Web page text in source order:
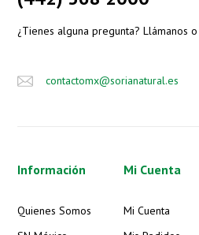
¿Tienes alguna pregunta? Llámanos
contactomx@sorianatural.es
Información
Quienes Somos
Mi Cuenta
Mi Cuenta